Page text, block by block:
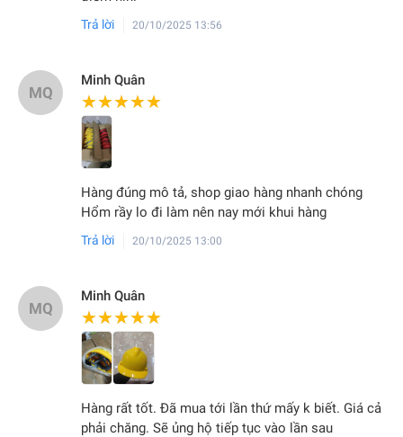
Trả lời 20/10/2025 13:56
MQ
Minh Quân
★★★★★
★★★★★
Hàng đúng mô tả, shop giao hàng nhanh chóng
Hổm rầy lo đi làm nên nay mới khui hàng
Trả lời 20/10/2025 13:00
MQ
Minh Quân
★★★★★
★★★★★
Hàng rất tốt. Đã mua tới lần thứ mấy k biết. Giá cả
phải chăng. Sẽ ủng hộ tiếp tục vào lần sau